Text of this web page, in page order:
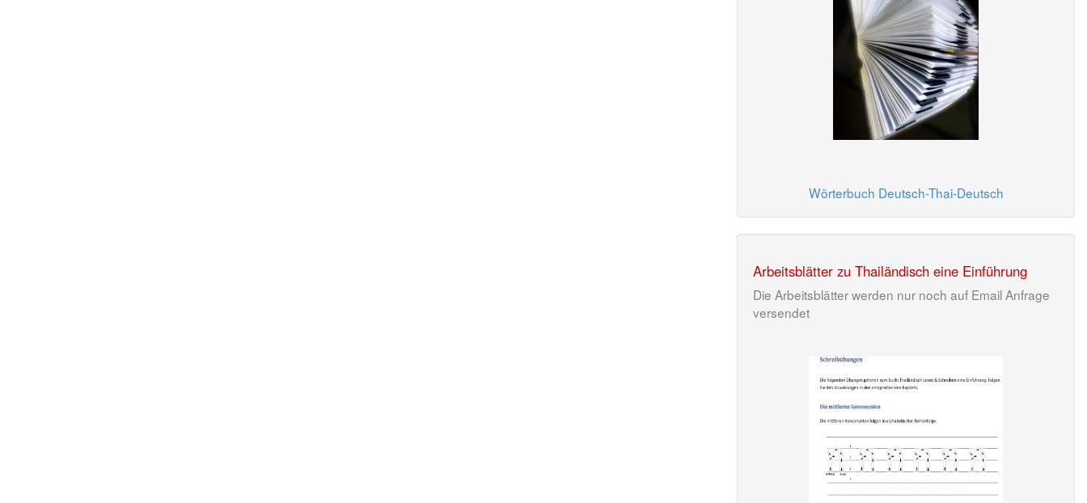
Wörterbuch Deutsch-Thai-Deutsch
Arbeitsblätter zu Thailändisch eine Einführung
Die Arbeitsblätter werden nur noch auf Email Anfrage
versendet